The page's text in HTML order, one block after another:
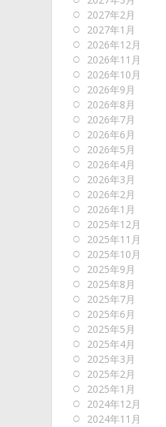
2027年2月
2027年1月
2026年12月
2026年11月
2026年10月
2026年9月
2026年8月
2026年7月
2026年6月
2026年5月
2026年4月
2026年3月
2026年2月
2026年1月
2025年12月
2025年11月
2025年10月
2025年9月
2025年8月
2025年7月
2025年6月
2025年5月
2025年4月
2025年3月
2025年2月
2025年1月
2024年12月
2024年11月